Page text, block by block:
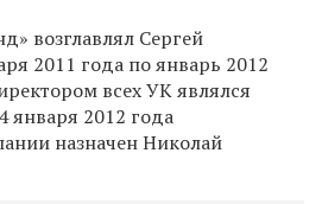
возглавлял Сергей
2011 года по январь 2012
всех УК являлся
января 2012 года
назначен Николай